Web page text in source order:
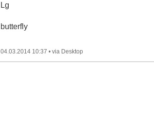
Lg
butterfly
04.03.2014 10:37 •